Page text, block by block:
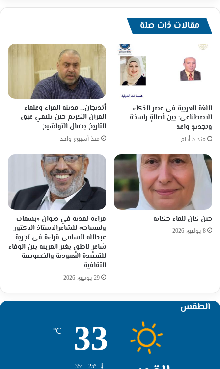
مقالات ذات صلة
اللغة العربية في عصر الذكاء
الاصطناعي: بين أصالةٍ راسخة
وتجديدٍ واعد
منذ 5 أيام
أنديجان… مدينة القراء وعلماء
القرآن الكريم حين يلتقي عبق
التاريخ بجمال التواشيح
منذ أسبوع واحد
حين كان للماء حكاية
8 يوليو، 2026
قراءة نقدية في ديوان «بسمات
ولمسات» للشاعرالاستاذ الدكتور
عبدالله السلمي قراءة في تجربة
شاعرٍ ناطقٍ بغير العربية بين الوفاء
للقصيدة العمودية والخصوصية
الثقافية
29 يونيو، 2026
الطقس 33
℃